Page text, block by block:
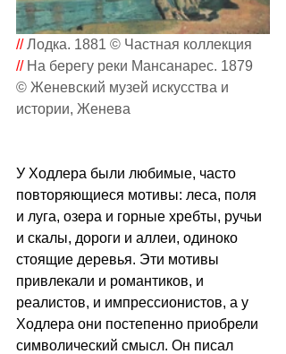
// Лодка. 1881 © Частная коллекция
// На берегу реки Мансанарес. 1879
© Женевский музей искусства и
истории, Женева
У Ходлера были любимые, часто
повторяющиеся мотивы: леса, поля
и луга, озера и горные хребты, ручьи
и скалы, дороги и аллеи, одиноко
стоящие деревья. Эти мотивы
привлекали и романтиков, и
реалистов, и импрессионистов, а у
Ходлера они постепенно приобрели
символический смысл. Он писал